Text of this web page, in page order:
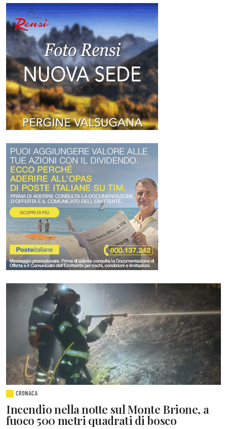
CRONACA
Incendio nella notte sul Monte Brione, a
fuoco 500 metri quadrati di bosco